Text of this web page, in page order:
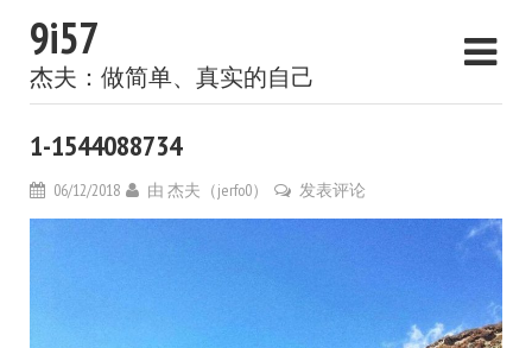
9i57
杰夫：做简单、真实的自己
1-1544088734
06/12/2018 由 杰夫（jerfo0） 发表评论